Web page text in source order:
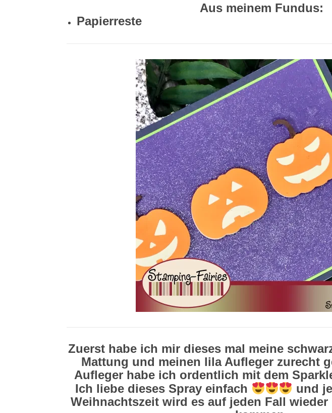
Aus meinem Fundus:
Papierreste
Zuerst habe ich mir dieses mal meine
Mattung und meinen lila Aufleger zurecht
Aufleger habe ich ordentlich mit dem
Ich liebe dieses Spray einfach
und
Weihnachtszeit wird es auf jeden Fall